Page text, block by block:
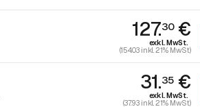
127.30€
exkl. MwSt.
(154.03 inkl. 21% MwSt)
31.35 €
exkl. MwSt.
(37.93 inkl. 21% MwSt)